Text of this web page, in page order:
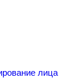
лица